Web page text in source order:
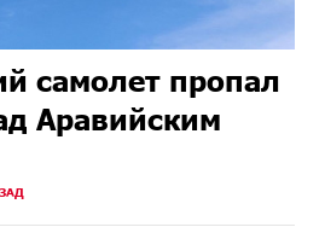
самолет пропал
Аравийским